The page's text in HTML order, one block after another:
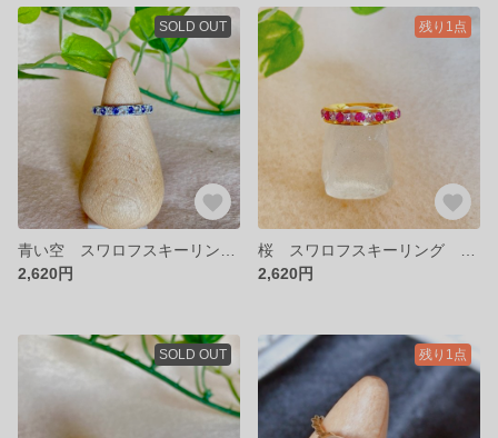
SOLD OUT
2,620円
残り1点
2,620円
SOLD OUT 残り1点